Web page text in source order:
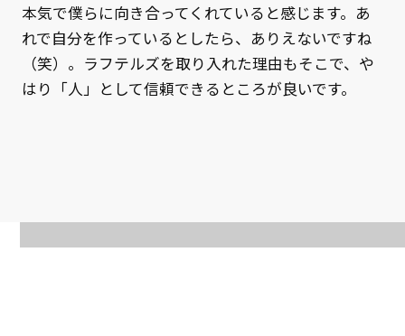
本気で僕らに向き合ってくれていると感じます。あ
れで自分を作っているとしたら、ありえないですね
（笑）。ラフテルズを取り入れた理由もそこで、や
はり「人」として信頼できるところが良いです。